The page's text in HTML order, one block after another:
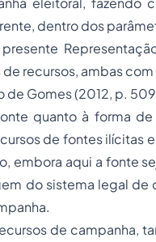
dentro dos
recursos, ambas
de Gomes (2012, p.
quanto à forma
de fontes ilícitas
embora aqui a fonte
do sistema legal
de campanha,